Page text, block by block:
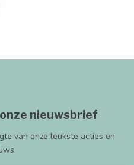
nieuwsbrief
van onze leukste acties en